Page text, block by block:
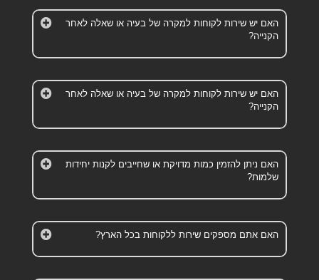
האם יש שירות לקוחות למקרה של בעיה או שאלה לאחר
הקנייה?
האם יש שירות לקוחות למקרה של בעיה או שאלה לאחר
הקנייה?
האם ניתן להזמין כמות מדויקת או שחייבים לקנות יחידות
שלמות?
האם אתם מספקים שירות ללקוחות בכל הארץ?